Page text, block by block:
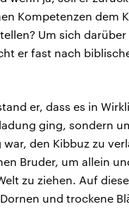
Kompetenzen dem
Um sich darüber
er fast nach
er, dass es in
ging, sondern
den Kibbuz zu
Bruder, um allein
zu ziehen. Auf
und trockene